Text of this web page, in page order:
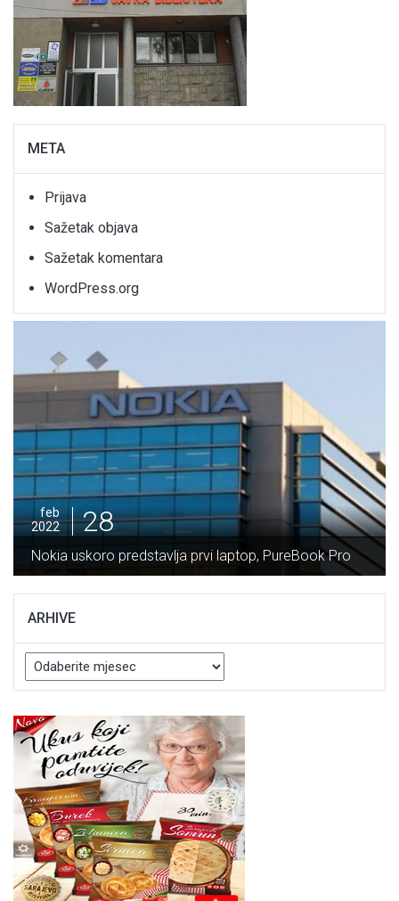
META
Prijava
Sažetak objava
Sažetak komentara
WordPress.org
feb
2022
28
Nokia uskoro predstavlja prvi laptop, PureBook Pro
ARHIVE
Arhive